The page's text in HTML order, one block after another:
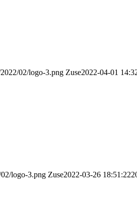
02/logo-3.png Zuse2022-04-01
logo-3.png Zuse2022-03-26 18:51:22